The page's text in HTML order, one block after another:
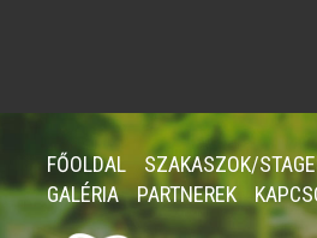
FŐOLDAL SZAKASZOK/
GALÉRIA
PARTNEREK